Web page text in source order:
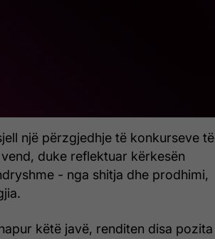
një përzgjedhje të konkurseve të
duke reflektuar kërkesën
- nga shitja dhe prodhimi,
këtë javë, renditen disa pozita